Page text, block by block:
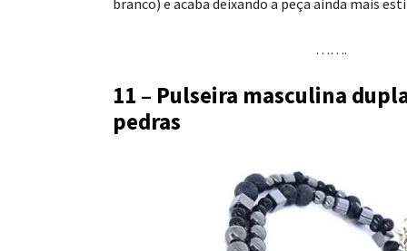
…….
11 – Pulseira masculina
pedras